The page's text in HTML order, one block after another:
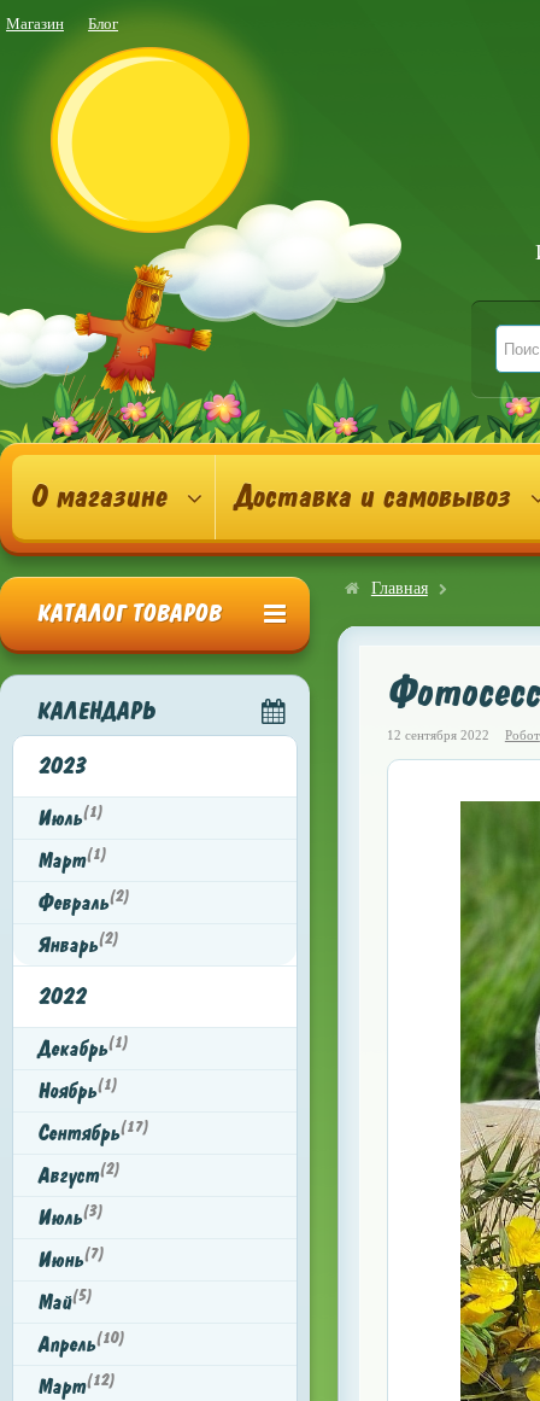
Магазин Блог
О магазине Доставка и самовывоз
КАТАЛОГ ТОВАРОВ
КАЛЕНДАРЬ
2023
Июль(1)
Март(1)
Февраль(2)
Январь(2)
2022
Декабрь(1)
Ноябрь(1)
Сентябрь(17)
Август(2)
Июль(3)
Июнь(7)
Май(5)
Апрель(10)
Март(12)
Главная
12 сентября 2022 Робот